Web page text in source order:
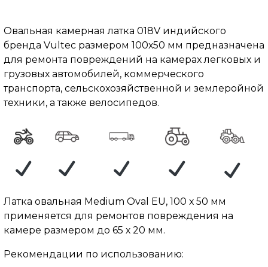
Овальная камерная латка 018V индийского
бренда Vultec размером 100х50 мм предназначена
для ремонта повреждений на камерах легковых и
грузовых автомобилей, коммерческого
транспорта, сельскохозяйственной и землеройной
техники, а также велосипедов.
Латка овальная Medium Oval EU, 100 х 50 мм
применяется для ремонтов повреждения на
камере размером до 65 х 20 мм.
Рекомендации по использованию: